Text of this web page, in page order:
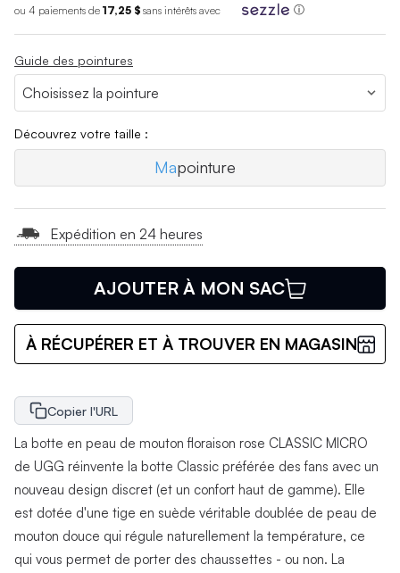
ou 4 paiements de 17,25 $ sans intérêts avec ⓘ
Guide des pointures
Découvrez votre taille :
Mapointure
Expédition en 24 heures
AJOUTER À MON SAC
À RÉCUPÉRER ET À TROUVER EN MAGASIN
Copier l'URL
La botte en peau de mouton floraison rose CLASSIC MICRO
de UGG réinvente la botte Classic préférée des fans avec un
nouveau design discret (et un confort haut de gamme). Elle
est dotée d'une tige en suède véritable doublée de peau de
mouton douce qui régule naturellement la température, ce
qui vous permet de porter des chaussettes - ou non. La